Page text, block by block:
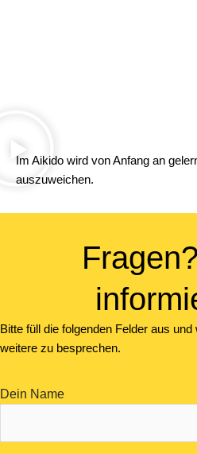
Im Aikido wird von Anfang an
auszuweichen.
Bitte füll die folgenden Felder aus
weitere zu besprechen.
Dein Name